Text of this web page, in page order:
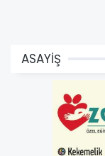
ASAYİŞ